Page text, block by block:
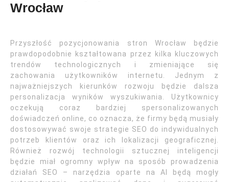
Wrocław
Przyszłość pozycjonowania stron Wrocław będzie
prawdopodobnie kształtowana przez kilka kluczowych
trendów technologicznych i zmieniające się
zachowania użytkowników internetu. Jednym z
najważniejszych kierunków rozwoju będzie dalsza
personalizacja wyników wyszukiwania. Użytkownicy
oczekują coraz bardziej spersonalizowanych
doświadczeń online, co oznacza, że firmy będą musiały
dostosowywać swoje strategie SEO do indywidualnych
potrzeb klientów oraz ich lokalizacji geograficznej.
Również rozwój technologii sztucznej inteligencji
będzie miał ogromny wpływ na sposób prowadzenia
działań SEO – narzędzia oparte na AI będą mogły